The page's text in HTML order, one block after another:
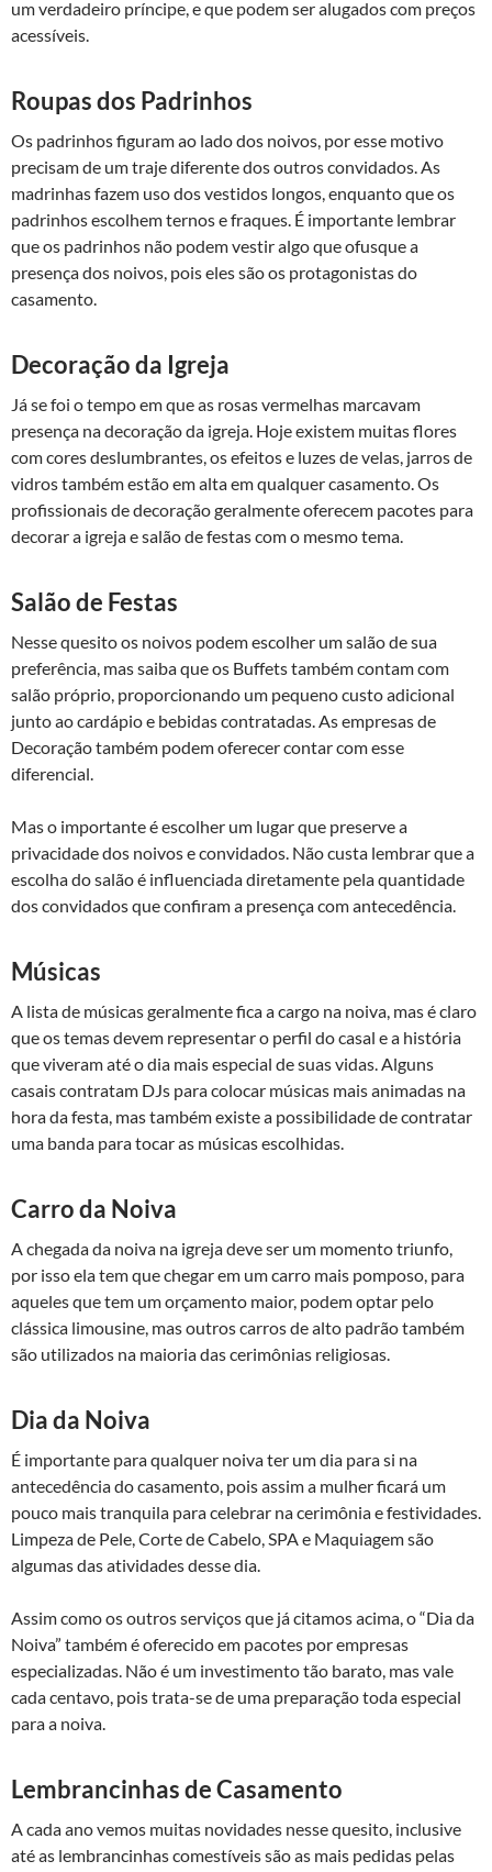
um verdadeiro príncipe, e que podem ser alugados com preços
acessíveis.
Roupas dos Padrinhos
Os padrinhos figuram ao lado dos noivos, por esse motivo
precisam de um traje diferente dos outros convidados. As
madrinhas fazem uso dos vestidos longos, enquanto que os
padrinhos escolhem ternos e fraques. É importante lembrar
que os padrinhos não podem vestir algo que ofusque a
presença dos noivos, pois eles são os protagonistas do
casamento.
Decoração da Igreja
Já se foi o tempo em que as rosas vermelhas marcavam
presença na decoração da igreja. Hoje existem muitas flores
com cores deslumbrantes, os efeitos e luzes de velas, jarros de
vidros também estão em alta em qualquer casamento. Os
profissionais de decoração geralmente oferecem pacotes para
decorar a igreja e salão de festas com o mesmo tema.
Salão de Festas
Nesse quesito os noivos podem escolher um salão de sua
preferência, mas saiba que os Buffets também contam com
salão próprio, proporcionando um pequeno custo adicional
junto ao cardápio e bebidas contratadas. As empresas de
Decoração também podem oferecer contar com esse
diferencial.
Mas o importante é escolher um lugar que preserve a
privacidade dos noivos e convidados. Não custa lembrar que a
escolha do salão é influenciada diretamente pela quantidade
dos convidados que confiram a presença com antecedência.
Músicas
A lista de músicas geralmente fica a cargo na noiva, mas é claro
que os temas devem representar o perfil do casal e a história
que viveram até o dia mais especial de suas vidas. Alguns
casais contratam DJs para colocar músicas mais animadas na
hora da festa, mas também existe a possibilidade de contratar
uma banda para tocar as músicas escolhidas.
Carro da Noiva
A chegada da noiva na igreja deve ser um momento triunfo,
por isso ela tem que chegar em um carro mais pomposo, para
aqueles que tem um orçamento maior, podem optar pelo
clássica limousine, mas outros carros de alto padrão também
são utilizados na maioria das cerimônias religiosas.
Dia da Noiva
É importante para qualquer noiva ter um dia para si na
antecedência do casamento, pois assim a mulher ficará um
pouco mais tranquila para celebrar na cerimônia e festividades.
Limpeza de Pele, Corte de Cabelo, SPA e Maquiagem são
algumas das atividades desse dia.
Assim como os outros serviços que já citamos acima, o “Dia da
Noiva” também é oferecido em pacotes por empresas
especializadas. Não é um investimento tão barato, mas vale
cada centavo, pois trata-se de uma preparação toda especial
para a noiva.
Lembrancinhas de Casamento
A cada ano vemos muitas novidades nesse quesito, inclusive
até as lembrancinhas comestíveis são as mais pedidas pelas